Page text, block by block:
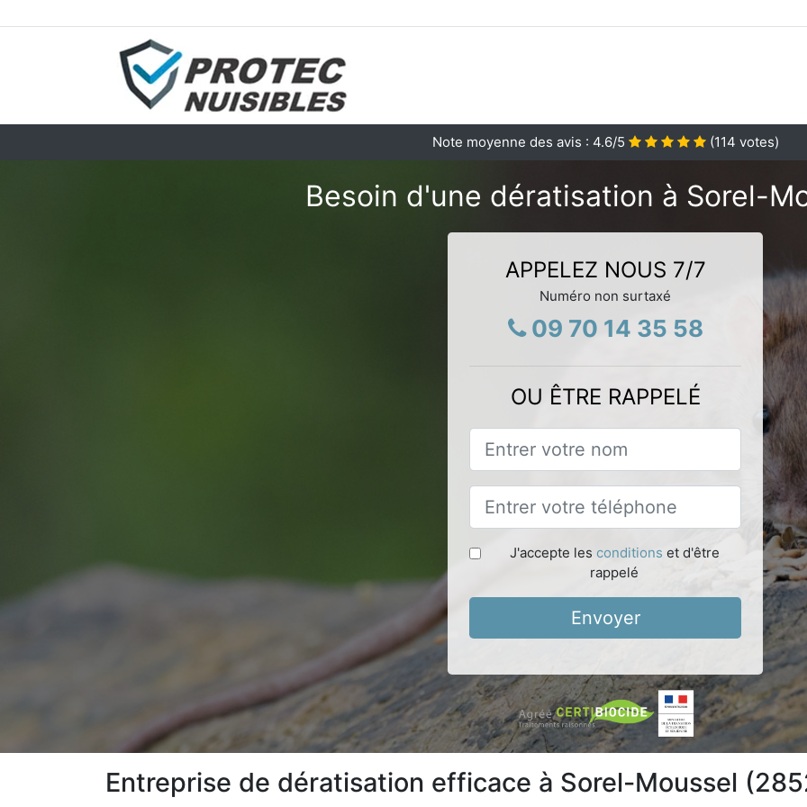
Note moyenne des avis : 4.6/5 (114 votes)
Besoin d'une dératisation à Sorel-
APPELEZ NOUS 7/7
Numéro non surtaxé
09 70 14 35 58
OU ÊTRE RAPPELÉ
J'accepte les conditions et d'être
rappelé
Envoyer
Entreprise de dératisation efficace à Sorel-Moussel